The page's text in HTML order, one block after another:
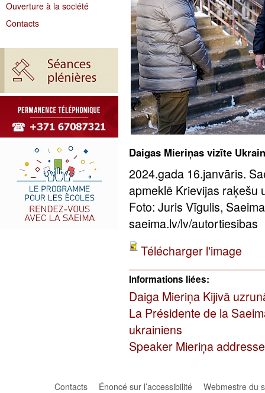
Ouverture à la société
Contacts
Daigas Mieriņas vizīte
2024.gada 16.janvāris.
apmeklē Krievijas raķešu
Foto: Juris Vīgulis,
saeima.lv/lv/autortiesibas
Télécharger l'image
Informations liées:
Daiga Mieriņa Kijivā
La Présidente de la
ukrainiens
Speaker Mieriņa
Contacts Énoncé sur l’accessibilité
Webmestre du